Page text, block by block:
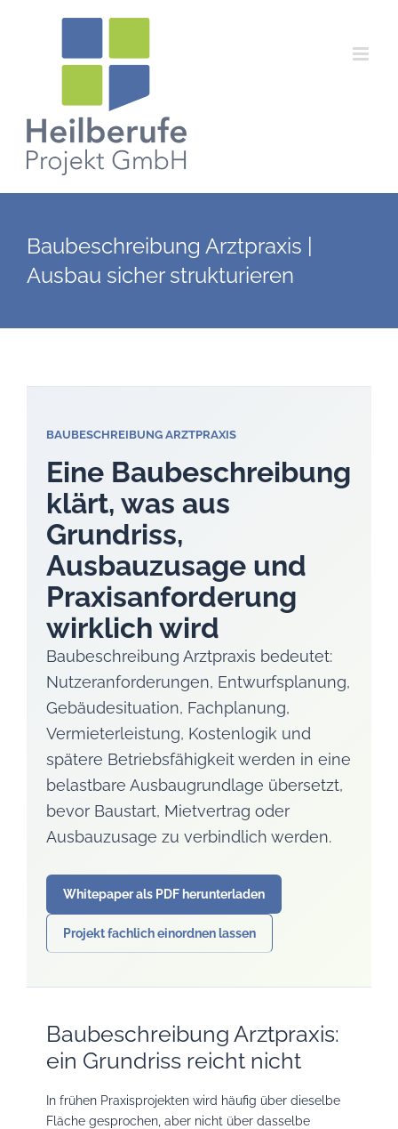
Baubeschreibung Arztpraxis |
Ausbau sicher strukturieren
BAUBESCHREIBUNG ARZTPRAXIS
Eine Baubeschreibung
klärt, was aus
Grundriss,
Ausbauzusage und
Praxisanforderung
wirklich wird
Baubeschreibung Arztpraxis bedeutet:
Nutzeranforderungen, Entwurfsplanung,
Gebäudesituation, Fachplanung,
Vermieterleistung, Kostenlogik und
spätere Betriebsfähigkeit werden in eine
belastbare Ausbaugrundlage übersetzt,
bevor Baustart, Mietvertrag oder
Ausbauzusage zu verbindlich werden.
Whitepaper als PDF herunterladen
Projekt fachlich einordnen lassen
Baubeschreibung Arztpraxis:
ein Grundriss reicht nicht
In frühen Praxisprojekten wird häufig über dieselbe
Fläche gesprochen, aber nicht über dasselbe